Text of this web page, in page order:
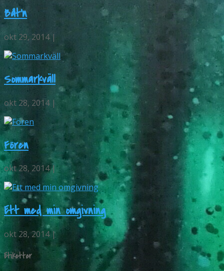
Båt’n
okt 29, 2014 |
Sommarkväll
okt 28, 2014 |
Fören
okt 28, 2014 |
Ett med min omgivning
okt 28, 2014 |
Etiketter